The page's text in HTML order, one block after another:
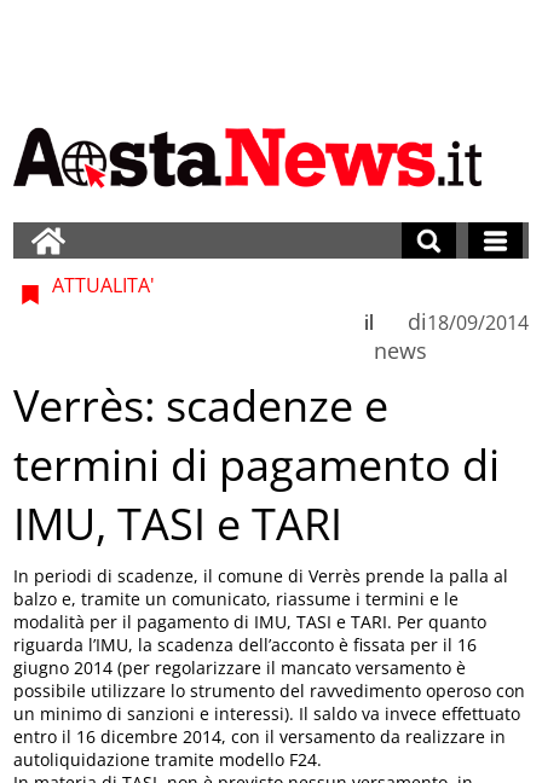
ATTUALITA'
di
news
il 18/09/2014
Verrès: scadenze e
termini di pagamento di
IMU, TASI e TARI
In periodi di scadenze, il comune di Verrès prende la palla al
balzo e, tramite un comunicato, riassume i termini e le
modalità per il pagamento di IMU, TASI e TARI. Per quanto
riguarda l’IMU, la scadenza dell’acconto è fissata per il 16
giugno 2014 (per regolarizzare il mancato versamento è
possibile utilizzare lo strumento del ravvedimento operoso con
un minimo di sanzioni e interessi). Il saldo va invece effettuato
entro il 16 dicembre 2014, con il versamento da realizzare in
autoliquidazione tramite modello F24.